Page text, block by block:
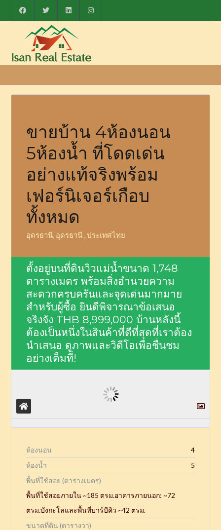
ขายบ้าน 4ห้องนอน
5ห้องน้ำ ที่โดดเด่น
อย่างแท้จริงพร้อม
เฟอร์นิเจอร์เกือบ
ทั้งหมด
อุดรธานี, อุดรธานี , ประเทศไทย
ตั้งอยู่บนที่ดินวิวแม่น้ำขนาด 1,748
ตารางเมตร พร้อมสิ่งอำนวยความ
สะดวกครบครันและจุดเด่นมากมาย
สำหรับผู้ซื้อ ยินดีพิจารณาข้อเสนอ
จริงจัง THB 8,999,000 บ้านหลังนี้
ต้องเป็นหนึ่งในสินค้าที่ดีที่สุดที่เราต้อง
นำเสนอ ดูภาพและวิดีโอเพื่อชื่นชม
อย่างเต็มที่!
ห้องนอน
4
ห้องน้ำ
5
พื้นที่ใช้สอย (ตารางเมตร)
พื้นที่ใช้สอยภายใน ~185 ตรม.อาคารภายนอก: ~72
ตรม.บังกะโลและพื้นที่บาร์บีคิว ~42 ตรม.
ขนาดที่ดิน (ตารางวา)